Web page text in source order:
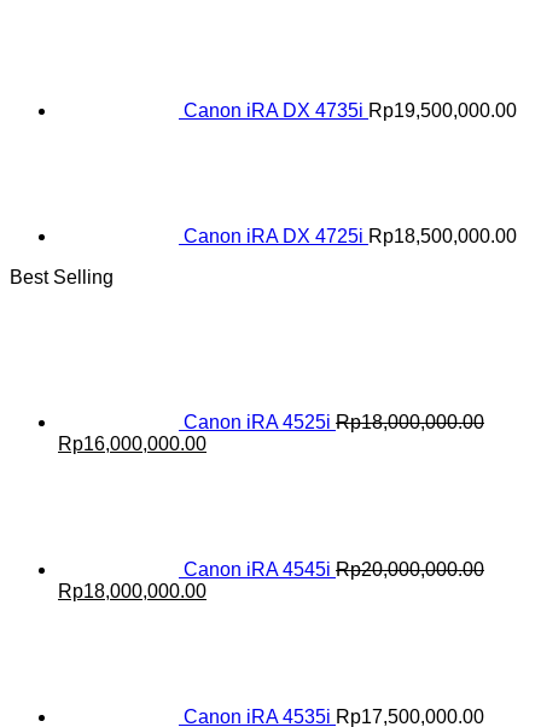
Canon iRA DX 4735i Rp19,500,000.00
Canon iRA DX 4725i Rp18,500,000.00
Best Selling
Canon iRA 4525i Rp18,000,000.00
Original
Rp16,000,000.00Current
Canon iRA 4545i Rp20,000,000.00
Original
Rp18,000,000.00Current
Canon iRA 4535i Rp17,500,000.00